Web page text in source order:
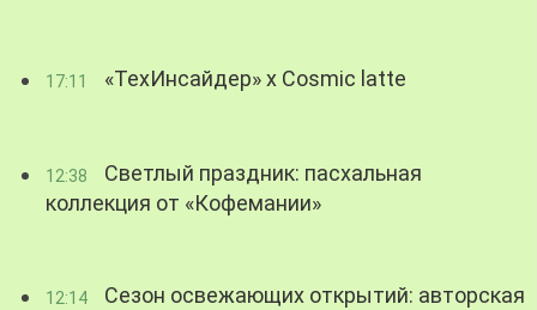
17:11 «ТехИнсайдер» х Cosmic latte
12:38
Светлый праздник: пасхальная
коллекция от «Кофемании»
12:14
Сезон освежающих открытий: авторская